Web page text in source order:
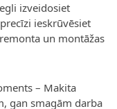
izveidosiet
ieskrūvēsiet
un montāžas
– Makita
gan smagām darba